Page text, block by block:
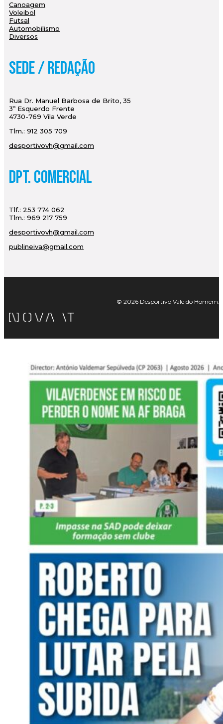
Canoagem
Voleibol
Futsal
Automobilismo
Diversos
Sede / Redação
Rua Dr. Manuel Barbosa de Brito, 35
3º Esquerdo Frente
4730-769 Vila Verde
Tlm.: 912 305 709
desportivovh@gmail.com
Dpt. Comercial
Tlf.: 253 774 062
Tlm.: 969 217 759
desportivovh@gmail.com
publineiva@gmail.com
© 2026 Desportivo Vale do Homem.